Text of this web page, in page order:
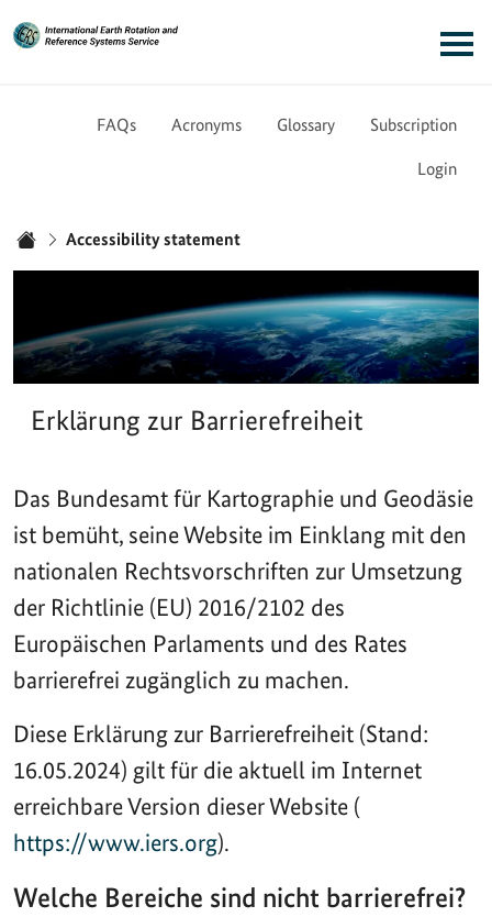
FAQs Acronyms Glossary Subscription
Login
Accessibility statement
Erklärung zur Barrierefreiheit
Das Bundesamt für Kartographie und Geodäsie
ist bemüht, seine Website im Einklang mit den
nationalen Rechtsvorschriften zur Umsetzung
der Richtlinie (EU) 2016/2102 des
Europäischen Parlaments und des Rates
barrierefrei zugänglich zu machen.
Diese Erklärung zur Barrierefreiheit (Stand:
16.05.2024) gilt für die aktuell im Internet
erreichbare Version dieser Website (
https://www.iers.org).
Welche Bereiche sind nicht barrierefrei?